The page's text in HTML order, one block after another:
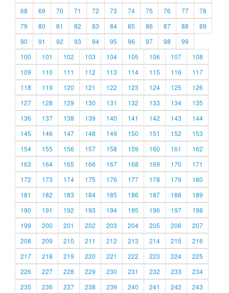
68
69 70 71 72 73 74 75 76 77
78
79
80 81 82 83 84 85 86 87 88
89
90
91 92 93 94 95 96 97 98
99
100
101 102 103 104 105 106 107
108
109
110 111 112 113 114 115 116
117
118
119 120 121 122 123 124 125
126
127
128 129 130 131 132 133 134
135
136
137 138 139 140 141 142 143
144
145
146 147 148 149 150 151 152
153
154
155 156 157 158 159 160 161
162
163
164 165 166 167 168 169 170
171
172
173 174 175 176 177 178 179
180
181
182 183 184 185 186 187 188
189
190
191 192 193 194 195 196 197
198
199
200 201 202 203 204 205 206
207
208
209 210 211 212 213 214 215
216
217
218 219 220 221 222 223 224
225
226
227 228 229 230 231 232 233
234
235
236 237 238 239 240 241 242
243